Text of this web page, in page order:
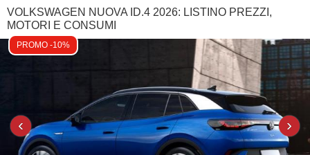
VOLKSWAGEN NUOVA ID.4 2026: LISTINO PREZZI,
MOTORI E CONSUMI
‹ ›
PROMO -10%